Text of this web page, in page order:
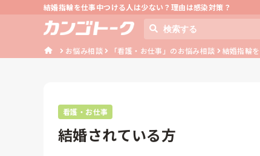
結婚指輪を仕事中つける人は少ない？理由は感染対策？
お悩み相談 「看護・お仕事」のお悩み相談 結婚指輪
看護・お仕事
結婚されている方